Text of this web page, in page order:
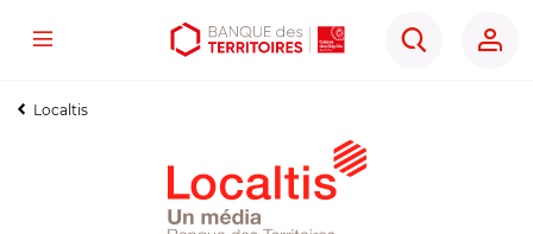
Aller
contenu
Aller
menu
Ouvrir
outils
Menu
Rechercher
Localtis